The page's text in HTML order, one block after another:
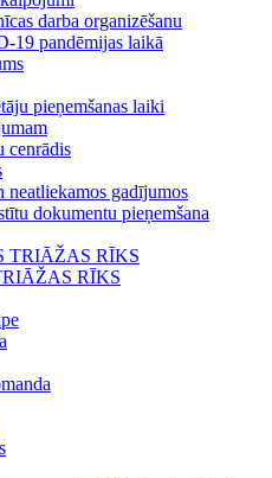
darba organizēšanu
19 pandēmijas laikā
pieņemšanas laiki
cenrādis
neatliekamos gadījumos
dokumentu pieņemšana
RĪKS